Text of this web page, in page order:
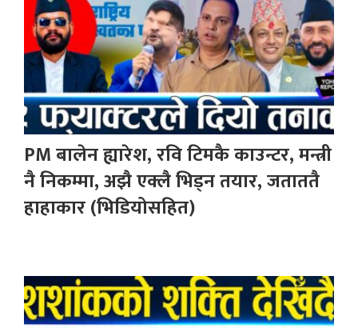
PM बालेन ह्यारेश, रवि टिमकै काउन्टर, मन्त्री
नै निकम्मा, अझै एक्लै भिड्न तयार, जताततै
हाहाकार (भिडियोसहित)